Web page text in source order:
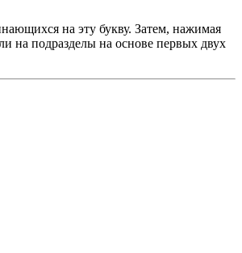
на эту букву. Затем, нажимая
на подразделы на основе первых двух